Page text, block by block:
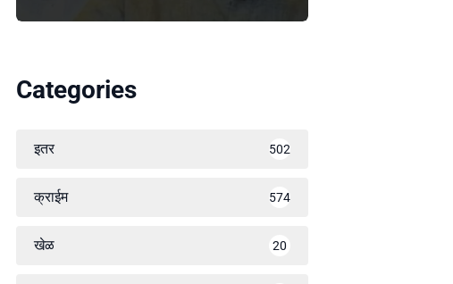
Categories
इतर 502
क्राईम 574
खेळ 20